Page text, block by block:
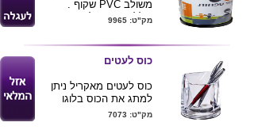
משולב PVC שקוף .
כולל הדפסת לוגו צבעוני .
מק"ט: 9965
כוס לעטים
כוס לעטים מאקריל ניתן
למתג את הכוס בלוגו
חברה
מק"ט: 7073